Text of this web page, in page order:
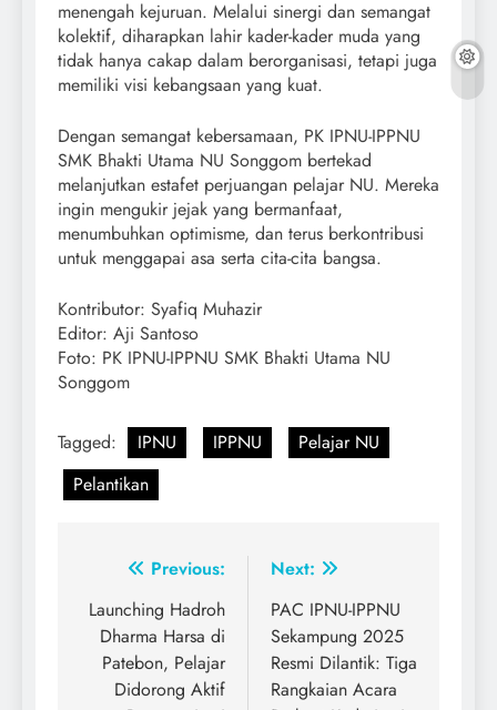
menengah kejuruan. Melalui sinergi dan semangat
kolektif, diharapkan lahir kader-kader muda yang
tidak hanya cakap dalam berorganisasi, tetapi juga
memiliki visi kebangsaan yang kuat.
Dengan semangat kebersamaan, PK IPNU-IPPNU
SMK Bhakti Utama NU Songgom bertekad
melanjutkan estafet perjuangan pelajar NU. Mereka
ingin mengukir jejak yang bermanfaat,
menumbuhkan optimisme, dan terus berkontribusi
untuk menggapai asa serta cita-cita bangsa.
Kontributor: Syafiq Muhazir
Editor: Aji Santoso
Foto: PK IPNU-IPPNU SMK Bhakti Utama NU
Songgom
Tagged: IPNU IPPNU
Pelajar NU
Pelantikan
Post
navigation
Previous:
Launching Hadroh
Dharma Harsa di
Patebon, Pelajar
Didorong Aktif
Next:
PAC IPNU-IPPNU
Sekampung 2025
Resmi Dilantik: Tiga
Rangkaian Acara